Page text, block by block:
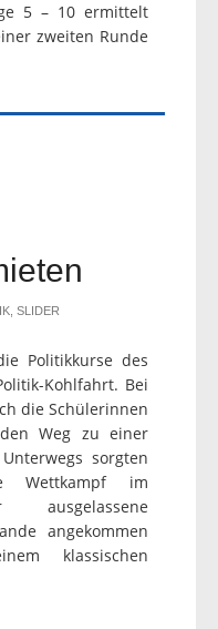
5 – 10 ermittelt
zweiten Runde
SLIDER
Politikkurse des
Kohlfahrt. Bei
die Schülerinnen
Weg zu einer
sorgten
Wettkampf im
ausgelassene
angekommen
klassischen